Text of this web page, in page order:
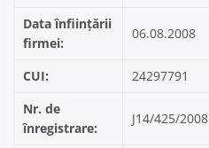
Data înființării
firmei:
06.08.2008
CUI:
24297791
Nr. de
înregistrare:
J14/425/2008